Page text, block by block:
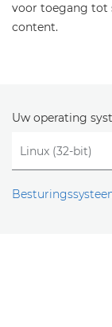
voor toegang tot
content.
Uw operating